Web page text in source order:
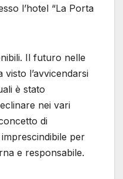
l’hotel “La Porta
Il futuro nelle
visto l’avvicendarsi
è stato
nei vari
di
per
e responsabile.